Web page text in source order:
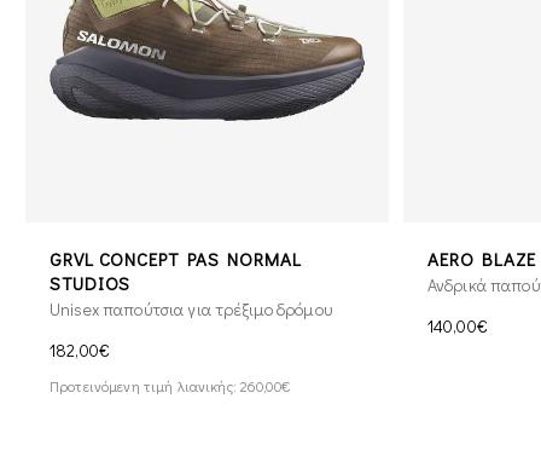
GRVL CONCEPT PAS NORMAL
STUDIOS
Unisex παπούτσια για τρέξιμο δρόμου
182,00€
Προτεινόμενη τιμή λιανικής: 260,00€
AERO
Ανδρικά
140,00€